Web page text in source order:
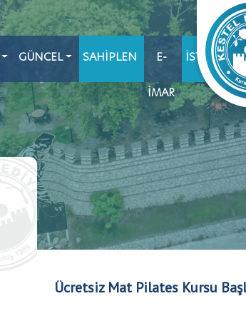
GÜNCEL SAHIPLEN E-
İMAR
İSTIHDAM
Ücretsiz Mat Pilates Kursu